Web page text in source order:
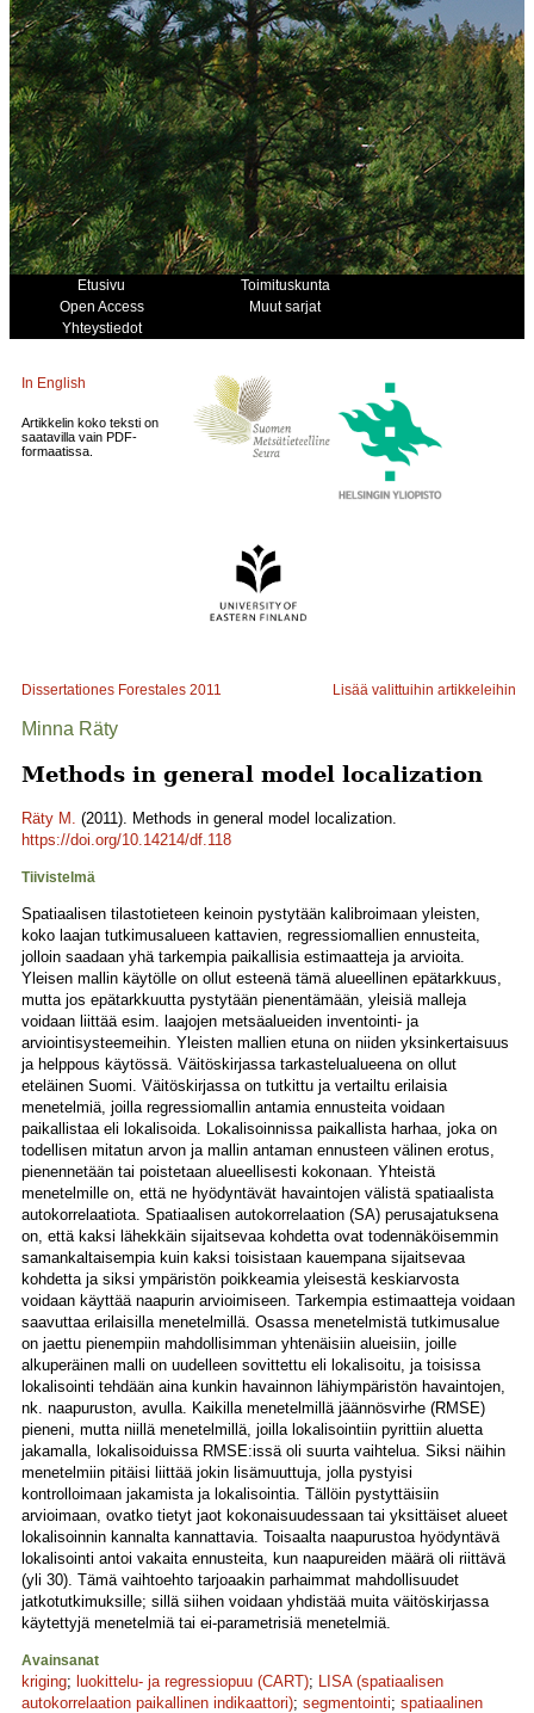
Etusivu
Toimituskunta
Open Access
Muut sarjat
Yhteystiedot
In English
Artikkelin koko teksti on
saatavilla vain PDF-
formaatissa.
Dissertationes Forestales 2011 Lisää valittuihin artikkeleihin
Minna Räty
Methods in general model localization
Räty M. (2011). Methods in general model localization.
https://doi.org/10.14214/df.118
Tiivistelmä
Spatiaalisen tilastotieteen keinoin pystytään kalibroimaan yleisten,
koko laajan tutkimusalueen kattavien, regressiomallien ennusteita,
jolloin saadaan yhä tarkempia paikallisia estimaatteja ja arvioita.
Yleisen mallin käytölle on ollut esteenä tämä alueellinen epätarkkuus,
mutta jos epätarkkuutta pystytään pienentämään, yleisiä malleja
voidaan liittää esim. laajojen metsäalueiden inventointi- ja
arviointisysteemeihin. Yleisten mallien etuna on niiden yksinkertaisuus
ja helppous käytössä. Väitöskirjassa tarkastelualueena on ollut
eteläinen Suomi. Väitöskirjassa on tutkittu ja vertailtu erilaisia
menetelmiä, joilla regressiomallin antamia ennusteita voidaan
paikallistaa eli lokalisoida. Lokalisoinnissa paikallista harhaa, joka on
todellisen mitatun arvon ja mallin antaman ennusteen välinen erotus,
pienennetään tai poistetaan alueellisesti kokonaan. Yhteistä
menetelmille on, että ne hyödyntävät havaintojen välistä spatiaalista
autokorrelaatiota. Spatiaalisen autokorrelaation (SA) perusajatuksena
on, että kaksi lähekkäin sijaitsevaa kohdetta ovat todennäköisemmin
samankaltaisempia kuin kaksi toisistaan kauempana sijaitsevaa
kohdetta ja siksi ympäristön poikkeamia yleisestä keskiarvosta
voidaan käyttää naapurin arvioimiseen. Tarkempia estimaatteja voidaan
saavuttaa erilaisilla menetelmillä. Osassa menetelmistä tutkimusalue
on jaettu pienempiin mahdollisimman yhtenäisiin alueisiin, joille
alkuperäinen malli on uudelleen sovittettu eli lokalisoitu, ja toisissa
lokalisointi tehdään aina kunkin havainnon lähiympäristön havaintojen,
nk. naapuruston, avulla. Kaikilla menetelmillä jäännösvirhe (RMSE)
pieneni, mutta niillä menetelmillä, joilla lokalisointiin pyrittiin aluetta
jakamalla, lokalisoiduissa RMSE:issä oli suurta vaihtelua. Siksi näihin
menetelmiin pitäisi liittää jokin lisämuuttuja, jolla pystyisi
kontrolloimaan jakamista ja lokalisointia. Tällöin pystyttäisiin
arvioimaan, ovatko tietyt jaot kokonaisuudessaan tai yksittäiset alueet
lokalisoinnin kannalta kannattavia. Toisaalta naapurustoa hyödyntävä
lokalisointi antoi vakaita ennusteita, kun naapureiden määrä oli riittävä
(yli 30). Tämä vaihtoehto tarjoaakin parhaimmat mahdollisuudet
jatkotutkimuksille; sillä siihen voidaan yhdistää muita väitöskirjassa
käytettyjä menetelmiä tai ei-parametrisiä menetelmiä.
Avainsanat
kriging; luokittelu- ja regressiopuu (CART); LISA (spatiaalisen
autokorrelaation paikallinen indikaattori); segmentointi; spatiaalinen